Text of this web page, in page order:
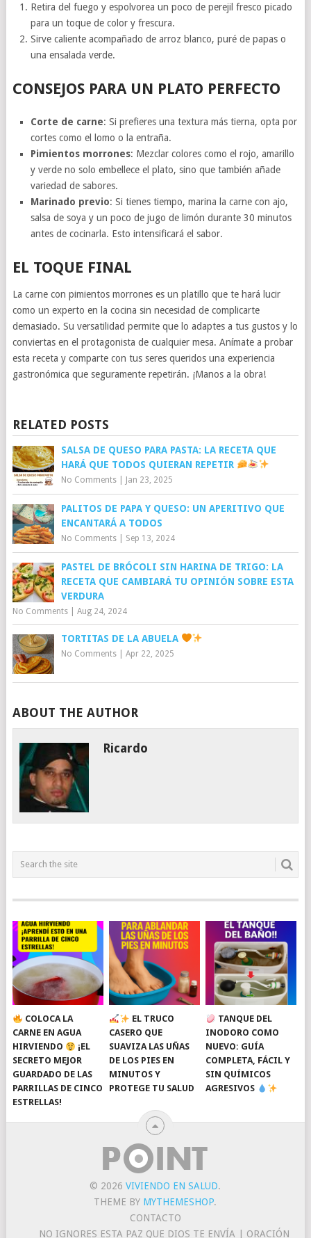
Retira del fuego y espolvorea un poco de perejil fresco picado
para un toque de color y frescura.
Sirve caliente acompañado de arroz blanco, puré de papas o
una ensalada verde.
CONSEJOS PARA UN PLATO PERFECTO
Corte de carne: Si prefieres una textura más tierna, opta por
cortes como el lomo o la entraña.
Pimientos morrones: Mezclar colores como el rojo, amarillo
y verde no solo embellece el plato, sino que también añade
variedad de sabores.
Marinado previo: Si tienes tiempo, marina la carne con ajo,
salsa de soya y un poco de jugo de limón durante 30 minutos
antes de cocinarla. Esto intensificará el sabor.
EL TOQUE FINAL
La carne con pimientos morrones es un platillo que te hará lucir
como un experto en la cocina sin necesidad de complicarte
demasiado. Su versatilidad permite que lo adaptes a tus gustos y lo
conviertas en el protagonista de cualquier mesa. Anímate a probar
esta receta y comparte con tus seres queridos una experiencia
gastronómica que seguramente repetirán. ¡Manos a la obra!
RELATED POSTS
SALSA DE QUESO PARA PASTA: LA RECETA QUE
HARÁ QUE TODOS QUIERAN REPETIR
No Comments| Jan 23, 2025
PALITOS DE PAPA Y QUESO: UN APERITIVO QUE
ENCANTARÁ A TODOS
No Comments| Sep 13, 2024
PASTEL DE BRÓCOLI SIN HARINA DE TRIGO: LA
RECETA QUE CAMBIARÁ TU OPINIÓN SOBRE ESTA
VERDURA
No Comments| Aug 24, 2024
TORTITAS DE LA ABUELA
No Comments| Apr 22, 2025
ABOUT THE AUTHOR
Ricardo
COLOCA LA
CARNE EN AGUA
HIRVIENDO
¡EL
SECRETO MEJOR
GUARDADO DE LAS
PARRILLAS DE CINCO
ESTRELLAS!
EL TRUCO
CASERO QUE
SUAVIZA LAS UÑAS
DE LOS PIES EN
MINUTOS Y
PROTEGE TU SALUD
TANQUE DEL
INODORO COMO
NUEVO: GUÍA
COMPLETA, FÁCIL Y
SIN QUÍMICOS
AGRESIVOS
© 2026VIVIENDO EN SALUD.
THEME BY MYTHEMESHOP.
CONTACTO
NO IGNORES ESTA PAZ QUE DIOS TE ENVÍA | ORACIÓN